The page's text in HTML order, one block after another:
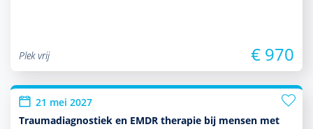
Plek vrij € 970
21 mei 2027
Traumadiagnostiek en EMDR therapie bij mensen met